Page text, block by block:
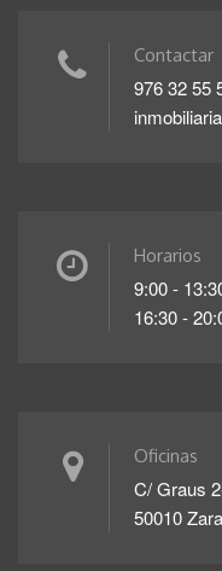
Contactar
976 32 55
Horarios
9:00 -
16:30 -
Oficinas
C/ Graus
50010